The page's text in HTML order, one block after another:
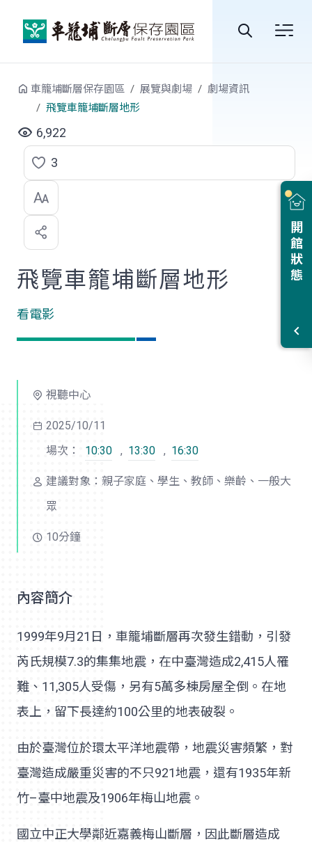
站
開館狀態
車籠埔斷層保存園區 展覽與劇場
劇場資訊
飛覽車籠埔斷層地形
6,922
點
選
喜
歡
3
飛覽車籠埔斷層地形
看電影
視聽中心
2025/10/11
場次：
10:30 , 13:30 , 16:30
建議對象：親子家庭、學生、教師、樂齡、一般大
眾
10分鐘
內容簡介
1999年9月21日，車籠埔斷層再次發生錯動，引發
芮氏規模7.3的集集地震，在中臺灣造成2,415人罹
難、11,305人受傷，另有5萬多棟房屋全倒。在地
表上，留下長達約100公里的地表破裂。
由於臺灣位於環太平洋地震帶，地震災害頻繁，對
臺灣造成嚴重災害的不只921地震，還有1935年新
竹–臺中地震及1906年梅山地震。
國立中正大學鄰近嘉義梅山斷層，因此斷層造成